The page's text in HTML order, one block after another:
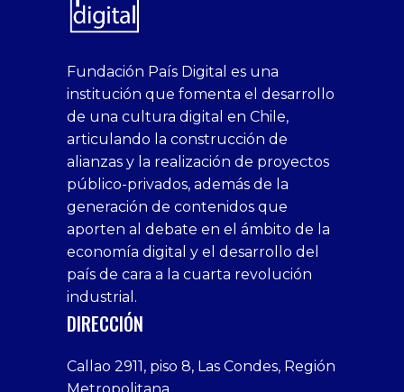
Conocer en qué estado de madurez
digital se encuentra un negocio y de